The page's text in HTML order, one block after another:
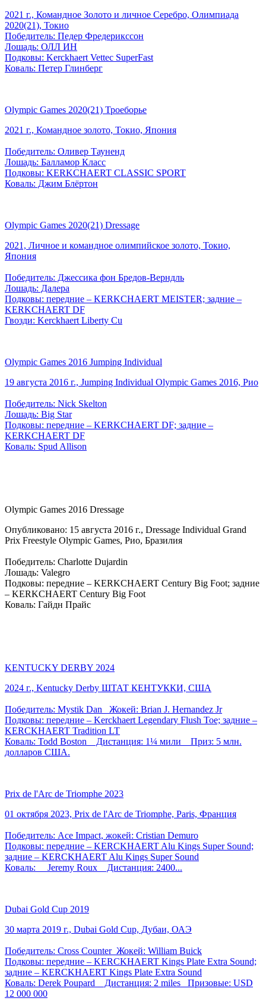
2021 г., Командное Золото и личное Серебро, Олимпиада
2020(21), Токио
Победитель: Педер Фредерикссон
Лошадь: ОЛЛ ИН
Подковы: Kerckhaert Vettec SuperFast
Коваль: Петер Глинберг
Olympic Games 2020(21) Троеборье
2021 г., Командное золото, Токио, Япония
Победитель: Оливер Тауненд
Лошадь: Балламор Класс
Подковы: KERKCHAERT CLASSIC SPORT
Коваль: Джим Блёртон
Olympic Games 2020(21) Dressage
2021, Личное и командное олимпийское золото, Токио,
Япония
Победитель: Джессика фон Бредов-Верндль
Лошадь: Далера
Подковы: передние – KERKCHAERT MEISTER; задние –
KERKCHAERT DF
Гвозди: Kerckhaert Liberty Cu
Olympic Games 2016 Jumping Individual
19 августа 2016 г., Jumping Individual Olympic Games 2016, Рио
Победитель: Nick Skelton
Лошадь: Big Star
Подковы: передние – KERKCHAERT DF; задние –
KERKCHAERT DF
Коваль: Spud Allison
Olympic Games 2016 Dressage
Опубликовано: 15 августа 2016 г., Dressage Individual Grand
Prix Freestyle Olympic Games, Рио, Бразилия
Победитель: Charlotte Dujardin
Лошадь: Valegro
Подковы: передние – KERKCHAERT Century Big Foot; задние
– KERKCHAERT Century Big Foot
Коваль: Гайдн Прайс
KENTUCKY DERBY 2024
2024 г., Kentucky Derby ШТАТ КЕНТУККИ, США
Победитель: Mystik Dan Жокей: Brian J. Hernandez Jr
Подковы: передние – Kerckhaert Legendary Flush Toe; задние –
KERCKHAERT Tradition LT
Коваль: Todd Boston Дистанция: 1¼ мили Приз: 5 млн.
долларов США.
Prix de l'Arc de Triomphe 2023
01 октября 2023, Prix de l'Arc de Triomphe, Paris, Франция
Победитель: Ace Impact, жокей: Cristian Demuro
Подковы: передние – KERCKHAERT Alu Kings Super Sound;
задние – KERCKHAERT Alu Kings Super Sound
Коваль: Jeremy Roux Дистанция: 2400...
Dubai Gold Cup 2019
30 марта 2019 г., Dubai Gold Cup, Дубаи, ОАЭ
Победитель: Cross Counter Жокей: William Buick
Подковы: передние – KERCKHAERT Kings Plate Extra Sound;
задние – KERCKHAERT Kings Plate Extra Sound
Коваль: Derek Poupard Дистанция: 2 miles Призовые: USD
12 000 000